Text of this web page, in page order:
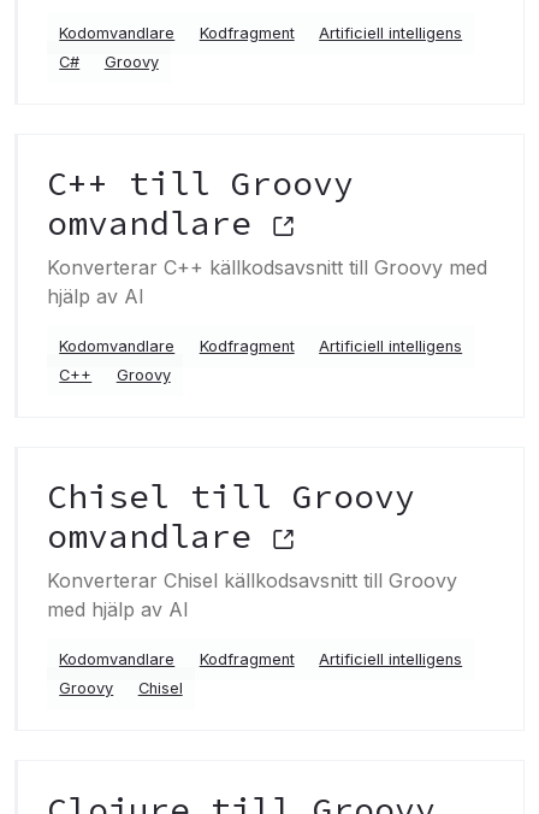
Kodomvandlare Kodfragment
Artificiell intelligens
C#
Groovy
C++ till Groovy
omvandlare
Konverterar C++ källkodsavsnitt till Groovy med
hjälp av AI
Kodomvandlare Kodfragment
Artificiell intelligens
C++
Groovy
Chisel till Groovy
omvandlare
Konverterar Chisel källkodsavsnitt till Groovy
med hjälp av AI
Kodomvandlare Kodfragment
Artificiell intelligens
Groovy
Chisel